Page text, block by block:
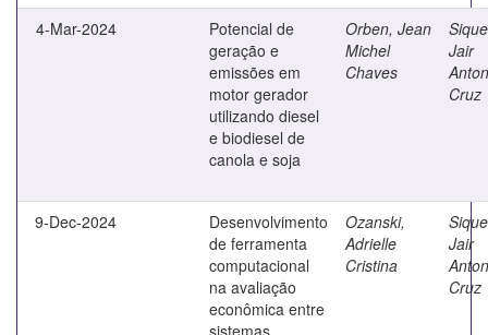
4-Mar-2024
Potencial de
geração e
emissões em
motor gerador
utilizando diesel
e biodiesel de
canola e soja
Orben, Jean
Michel
Chaves
Jair
Cruz
9-Dec-2024
Desenvolvimento
de ferramenta
computacional
na avaliação
econômica entre
sistemas
Ozanski,
Adrielle
Cristina
Jair
Cruz